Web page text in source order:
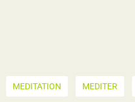
MEDITATION MEDITER